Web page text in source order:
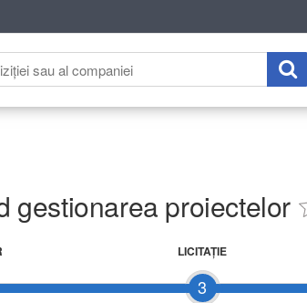
gestionarea proiectelor
3
LICITAŢIE